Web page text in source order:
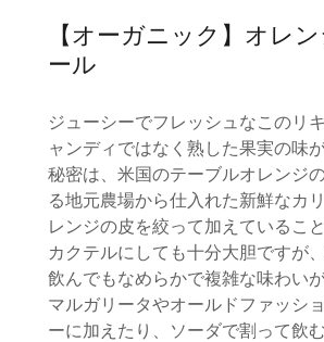
【オーガニック】オレ
ール
ジューシーでフレッシュなこのリ
ャンディではなく熟した果実の味
秘密は、米国のテーブルオレンジ
る地元農場から仕入れた新鮮なカ
レンジの皮を絞って加えているこ
カクテルにしても十分大胆ですが
飲んでもなめらかで複雑な味わい
マルガリータやオールドファッシ
ーに加えたり、ソーダで割って飲